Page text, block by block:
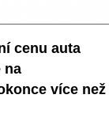
cenu auta
na
více než